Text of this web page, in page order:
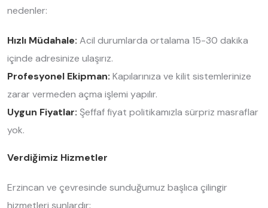
nedenler:
Hızlı Müdahale: Acil durumlarda ortalama 15-30 dakika
içinde adresinize ulaşırız.
Profesyonel Ekipman: Kapılarınıza ve kilit sistemlerinize
zarar vermeden açma işlemi yapılır.
Uygun Fiyatlar: Şeffaf fiyat politikamızla sürpriz masraflar
yok.
Verdiğimiz Hizmetler
Erzincan ve çevresinde sunduğumuz başlıca çilingir
hizmetleri şunlardır: